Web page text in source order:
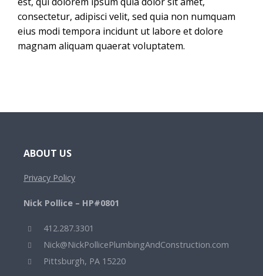
consectetur, adipisci velit, sed quia non numquam
eius modi tempora incidunt ut labore et dolore
magnam aliquam quaerat voluptatem.
ABOUT US
Privacy Policy
Nick Pollice – HP#0801
412.287.3301
Nick@NickPollicePlumbingAndConstruction.com
Pittsburgh, PA 15220